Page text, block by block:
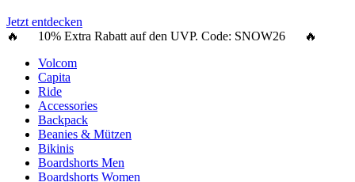
Jetzt entdecken
🔥 10% Extra Rabatt auf den UVP. Code: SNOW26 🔥
Volcom
Capita
Ride
Accessories
Backpack
Beanies & Mützen
Bikinis
Boardshorts Men
Boardshorts Women